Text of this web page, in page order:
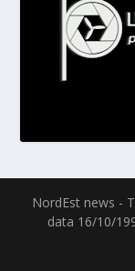
NordEst news -
data 16/10/